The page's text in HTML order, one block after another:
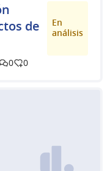
de
En
análisis
0 0